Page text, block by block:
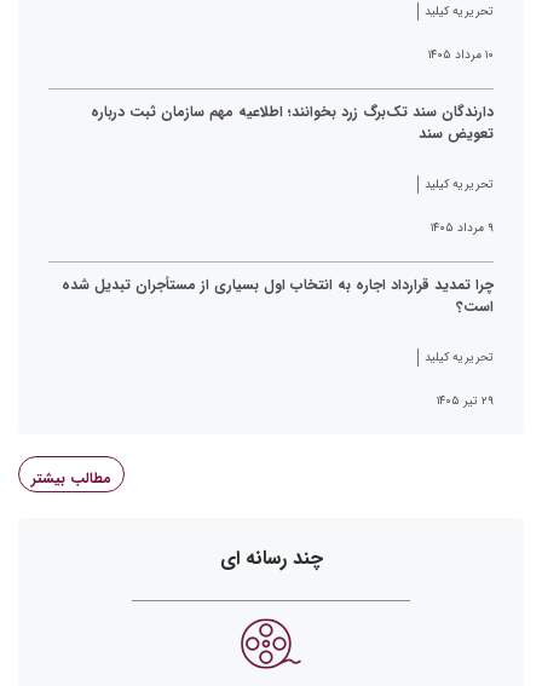
تحریریه کیلید
۱۰ مرداد ۱۴۰۵
دارندگان سند تک‌برگ زرد بخوانند؛ اطلاعیه مهم سازمان ثبت درباره
تعویض سند
تحریریه کیلید
۹ مرداد ۱۴۰۵
چرا تمدید قرارداد اجاره به انتخاب اول بسیاری از مستأجران تبدیل شده
است؟
تحریریه کیلید
۲۹ تیر ۱۴۰۵
مطالب بیشتر
چند رسانه ای